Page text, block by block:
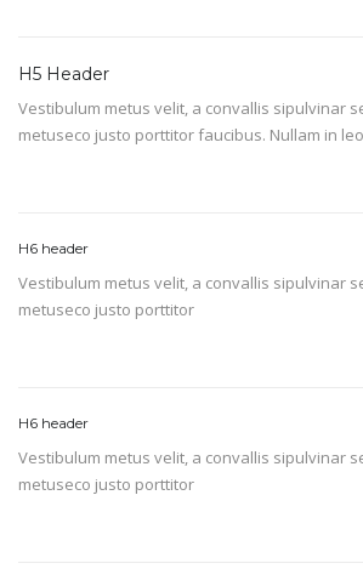
H5 Header
Vestibulum metus velit, a convallis sipulvinar
metuseco justo porttitor faucibus. Nullam in
H6 header
Vestibulum metus velit, a convallis sipulvinar
metuseco justo porttitor
H6 header
Vestibulum metus velit, a convallis sipulvinar
metuseco justo porttitor